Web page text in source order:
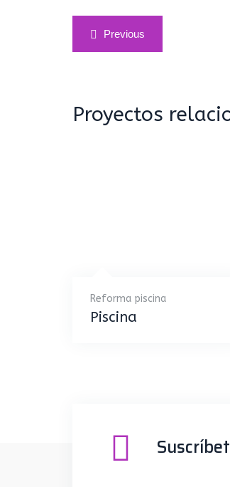
Navegación
de
Previous
Proyectos
Reforma piscina
Piscina